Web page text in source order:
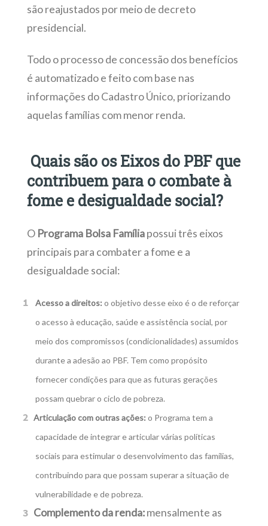
são reajustados por meio de decreto
presidencial.
Todo o processo de concessão dos benefícios
é automatizado e feito com base nas
informações do Cadastro Único, priorizando
aquelas famílias com menor renda.
Quais são os Eixos do PBF que
contribuem para o combate à
fome e desigualdade social?
O Programa Bolsa Famíliapossui três eixos
principais para combater a fome e a
desigualdade social:
Acesso a direitos:o objetivo desse eixo é o de reforçar
o acesso à educação, saúde e assistência social, por
meio dos compromissos (condicionalidades) assumidos
durante a adesão ao PBF. Tem como propósito
fornecer condições para que as futuras gerações
possam quebrar o ciclo de pobreza.
Articulação com outras ações: o Programa tem a
capacidade de integrar e articular várias políticas
sociais para estimular o desenvolvimento das famílias,
contribuindo para que possam superar a situação de
vulnerabilidade e de pobreza.
Complemento da renda:mensalmente as